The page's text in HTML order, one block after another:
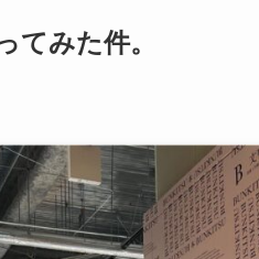
てみた件。